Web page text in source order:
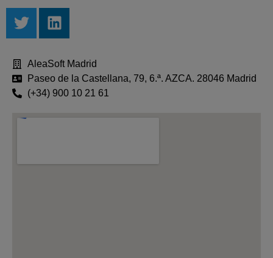
AleaSoft Madrid
Paseo de la Castellana, 79, 6.ª. AZCA. 28046 Madrid
(+34) 900 10 21 61